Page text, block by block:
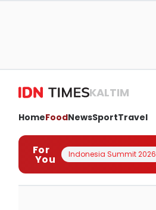
KALTIM
HomeFoodNewsSportTravel
For
You Indonesia Summit 2026